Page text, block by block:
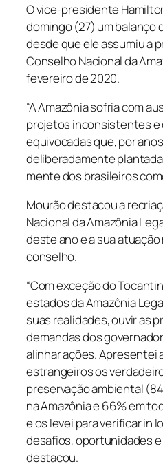
O vice-presidente
domingo (27) um balanço
desde que ele assumiu a
Conselho Nacional da
fevereiro de 2020.
“A Amazônia sofria com
projetos inconsistentes e
equivocadas que, por
deliberadamente
mente dos brasileiros
Mourão destacou a
Nacional da Amazônia
deste ano e a sua
conselho.
“Com exceção do
estados da Amazônia
suas realidades, ouvir as
demandas dos
alinhar ações. Apresentei
estrangeiros os
preservação ambiental
na Amazônia e 66% em
e os levei para verificar in
desafios, oportunidades e
destacou.